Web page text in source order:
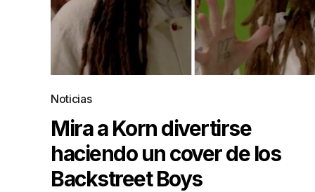
Noticias
Mira a Korn divertirse
haciendo un cover de los
Backstreet Boys